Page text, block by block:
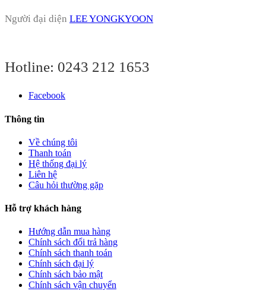
Người đại diện LEE YONGKYOON
Hotline: 0243 212 1653
Facebook
Thông tin
Về chúng tôi
Thanh toán
Hệ thống đại lý
Liên hệ
Câu hỏi thường gặp
Hỗ trợ khách hàng
Hướng dẫn mua hàng
Chính sách đổi trả hàng
Chính sách thanh toán
Chính sách đại lý
Chính sách bảo mật
Chính sách vận chuyển